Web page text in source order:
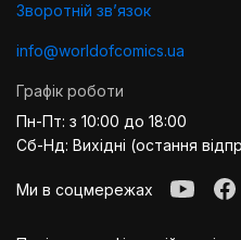
Зворотній звʼязок
info@worldofcomics.ua
Графік роботи
Пн-Пт: з 10:00 до 18:00
Сб-Нд: Вихідні (остання
Ми в соцмережах